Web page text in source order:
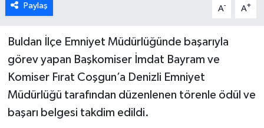
Paylaş A- A+
Buldan İlçe Emniyet Müdürlüğünde başarıyla
görev yapan Başkomiser İmdat Bayram ve
Komiser Fırat Coşgun’a Denizli Emniyet
Müdürlüğü tarafından düzenlenen törenle ödül ve
başarı belgesi takdim edildi.